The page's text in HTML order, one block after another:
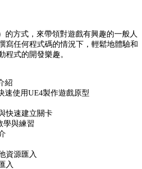
的方式，來帶領對遊戲有興趣的一般人
寫任何程式碼的情況下，輕鬆地體驗和
程式的開發樂趣。
紹
速使用UE4製作遊戲原型
快速建立關卡
學與練習
資源匯入
入